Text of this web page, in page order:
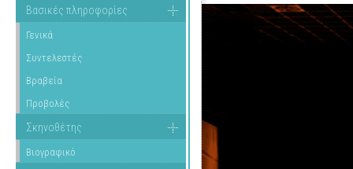
Βασικές πληροφορίες
Γενικά
Συντελεστές
Βραβεία
Προβολές
Σκηνοθέτης
Βιογραφικό